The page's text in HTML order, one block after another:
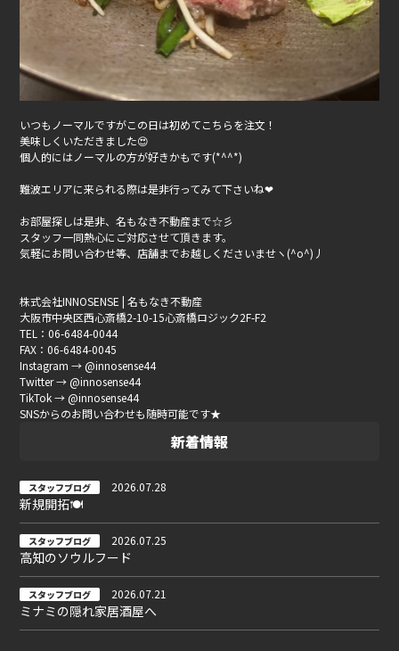
いつもノーマルですがこの日は初めてこちらを注文！
美味しくいただきました😍
個人的にはノーマルの方が好きかもです(*^^*)
難波エリアに来られる際は是非行ってみて下さいね❤
お部屋探しは是非、名もなき不動産まで☆彡
スタッフ一同熱心にご対応させて頂きます。
気軽にお問い合わせ等、店舗までお越しくださいませヽ(^o^)丿
株式会社INNOSENSE | 名もなき不動産
大阪市中央区西心斎橋2-10-15心斎橋ロジック2F-F2
TEL：06-6484-0044
FAX：06-6484-0045
Instagram → @innosense44
Twitter → @innosense44
TikTok → @innosense44
SNSからのお問い合わせも随時可能です★
新着情報
スタッフブログ 2026.07.28
新規開拓🍽
スタッフブログ 2026.07.25
高知のソウルフード
スタッフブログ 2026.07.21
ミナミの隠れ家居酒屋へ